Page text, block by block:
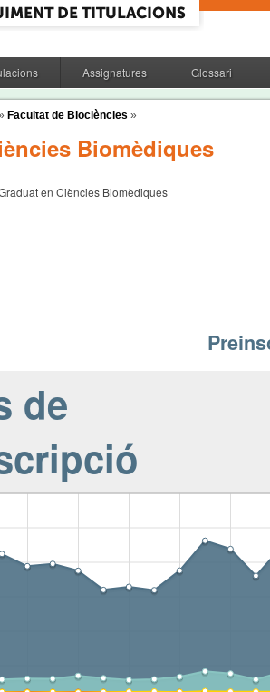
Assignatures Glossari
Facultat de Biociències »
Biomèdiques
en Ciències Biomèdiques
de